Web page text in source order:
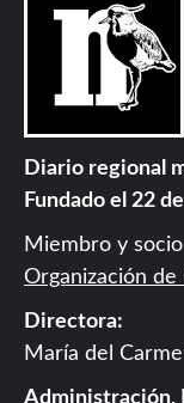
Diario regional
Fundado el 22
Miembro y
Organización
Directora:
María del
Administración,